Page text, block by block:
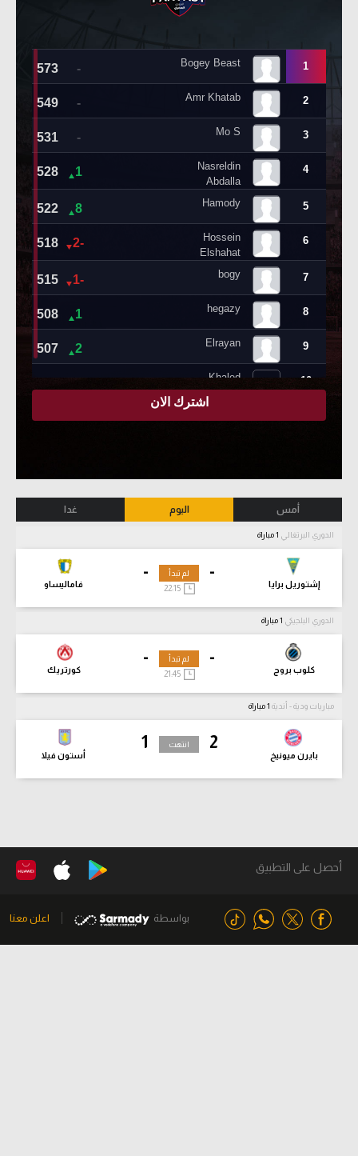
أمس اليوم غدا
الدوري البرتغالي
-
إشتوريل برايا
-
فاماليساو
لم تبدأ
22:15
الدوري البلجيكي
-
كلوب بروج
-
كورتريك
لم تبدأ
21:45
مباريات ودية - أندية
2
بايرن ميونيخ
1
أستون فيلا
انتهت
أحصل على التطبيق
بواسطة اعلن معنا